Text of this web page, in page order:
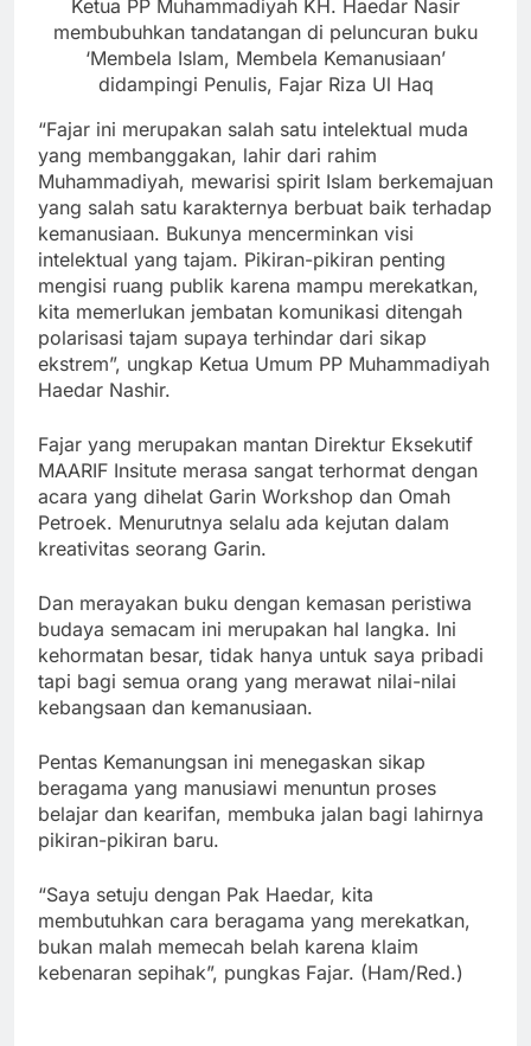
Ketua PP Muhammadiyah KH. Haedar Nasir
membubuhkan tandatangan di peluncuran buku
‘Membela Islam, Membela Kemanusiaan’
didampingi Penulis, Fajar Riza Ul Haq
“Fajar ini merupakan salah satu intelektual muda
yang membanggakan, lahir dari rahim
Muhammadiyah, mewarisi spirit Islam berkemajuan
yang salah satu karakternya berbuat baik terhadap
kemanusiaan. Bukunya mencerminkan visi
intelektual yang tajam. Pikiran-pikiran penting
mengisi ruang publik karena mampu merekatkan,
kita memerlukan jembatan komunikasi ditengah
polarisasi tajam supaya terhindar dari sikap
ekstrem”, ungkap Ketua Umum PP Muhammadiyah
Haedar Nashir.
Fajar yang merupakan mantan Direktur Eksekutif
MAARIF Insitute merasa sangat terhormat dengan
acara yang dihelat Garin Workshop dan Omah
Petroek. Menurutnya selalu ada kejutan dalam
kreativitas seorang Garin.
Dan merayakan buku dengan kemasan peristiwa
budaya semacam ini merupakan hal langka. Ini
kehormatan besar, tidak hanya untuk saya pribadi
tapi bagi semua orang yang merawat nilai-nilai
kebangsaan dan kemanusiaan.
Pentas Kemanungsan ini menegaskan sikap
beragama yang manusiawi menuntun proses
belajar dan kearifan, membuka jalan bagi lahirnya
pikiran-pikiran baru.
“Saya setuju dengan Pak Haedar, kita
membutuhkan cara beragama yang merekatkan,
bukan malah memecah belah karena klaim
kebenaran sepihak”, pungkas Fajar. (Ham/Red.)